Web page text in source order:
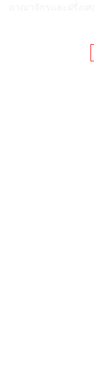
ถือเป็นนักกีฬากระโ
ผลงาน 1 เหรียญทอ